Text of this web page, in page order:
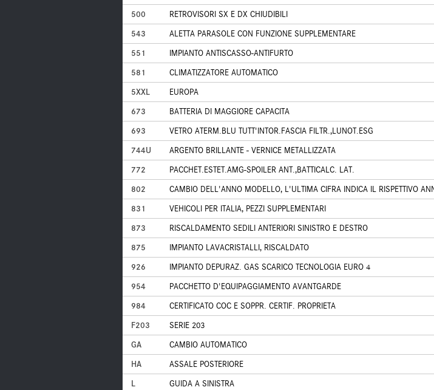
500
RETROVISORI SX E DX CHIUDIBILI
543
ALETTA PARASOLE CON FUNZIONE SUPPLEMENTARE
551
IMPIANTO ANTISCASSO-ANTIFURTO
581
CLIMATIZZATORE AUTOMATICO
5XXL
EUROPA
673
BATTERIA DI MAGGIORE CAPACITA
693
VETRO ATERM.BLU TUTT'INTOR.FASCIA FILTR.,LUNOT.ESG
744U
ARGENTO BRILLANTE - VERNICE METALLIZZATA
772
PACCHET.ESTET.AMG-SPOILER ANT.,BATTICALC. LAT.
802
CAMBIO DELL'ANNO MODELLO, L'ULTIMA CIFRA INDICA IL RISPETTIVO
831
VEHICOLI PER ITALIA, PEZZI SUPPLEMENTARI
873
RISCALDAMENTO SEDILI ANTERIORI SINISTRO E DESTRO
875
IMPIANTO LAVACRISTALLI, RISCALDATO
926
IMPIANTO DEPURAZ. GAS SCARICO TECNOLOGIA EURO 4
954
PACCHETTO D'EQUIPAGGIAMENTO AVANTGARDE
984
CERTIFICATO COC E SOPPR. CERTIF. PROPRIETA
F203
SERIE 203
GA
CAMBIO AUTOMATICO
HA
ASSALE POSTERIORE
L
GUIDA A SINISTRA